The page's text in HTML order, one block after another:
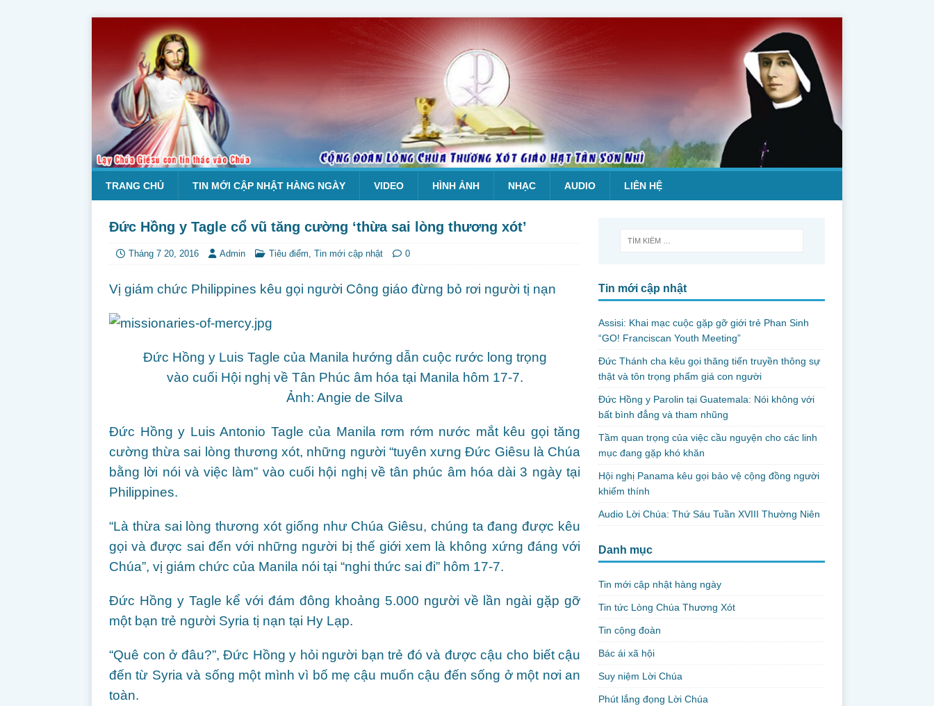
TRANG CHỦ TIN MỚI CẬP NHẬT HÀNG NGÀY VIDEO HÌNH ẢNH NHẠC AUDIO LIÊN HỆ
Đức Hồng y Tagle cổ vũ tăng cường ‘thừa sai lòng thương xót’
Tháng 7 20, 2016 Admin Tiêu điểm, Tin mới cập nhật 0
Vị giám chức Philippines kêu gọi người Công giáo đừng bỏ rơi người tị nạn
Đức Hồng y Luis Tagle của Manila hướng dẫn cuộc rước long trọng
vào cuối Hội nghị về Tân Phúc âm hóa tại Manila hôm 17-7.
Ảnh: Angie de Silva
Đức Hồng y Luis Antonio Tagle của Manila rơm rớm nước mắt kêu gọi tăng
cường thừa sai lòng thương xót, những người “tuyên xưng Đức Giêsu là Chúa
bằng lời nói và việc làm” vào cuối hội nghị về tân phúc âm hóa dài 3 ngày tại
Philippines.
“Là thừa sai lòng thương xót giống như Chúa Giêsu, chúng ta đang được kêu
gọi và được sai đến với những người bị thế giới xem là không xứng đáng với
Chúa”, vị giám chức của Manila nói tại “nghi thức sai đi” hôm 17-7.
Đức Hồng y Tagle kể với đám đông khoảng 5.000 người về lần ngài gặp gỡ
một bạn trẻ người Syria tị nạn tại Hy Lạp.
“Quê con ở đâu?”, Đức Hồng y hỏi người bạn trẻ đó và được cậu cho biết cậu
đến từ Syria và sống một mình vì bố mẹ cậu muốn cậu đến sống ở một nơi an
toàn.
Tin mới cập nhật
Assisi: Khai mạc cuộc gặp gỡ giới trẻ Phan Sinh
“GO! Franciscan Youth Meeting”
Đức Thánh cha kêu gọi thăng tiến truyền thông sự
thật và tôn trọng phẩm giá con người
Đức Hồng y Parolin tại Guatemala: Nói không với
bất bình đẳng và tham nhũng
Tầm quan trọng của việc cầu nguyện cho các linh
mục đang gặp khó khăn
Hội nghị Panama kêu gọi bảo vệ cộng đồng người
khiếm thính
Audio Lời Chúa: Thứ Sáu Tuần XVIII Thường Niên
Danh mục
Tin mới cập nhật hàng ngày
Tin tức Lòng Chúa Thương Xót
Tin cộng đoàn
Bác ái xã hội
Suy niệm Lời Chúa
Phút lắng đọng Lời Chúa